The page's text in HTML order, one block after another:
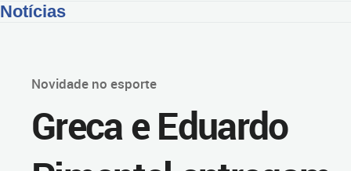
Notícias
Novidade no esporte
Greca e Eduardo